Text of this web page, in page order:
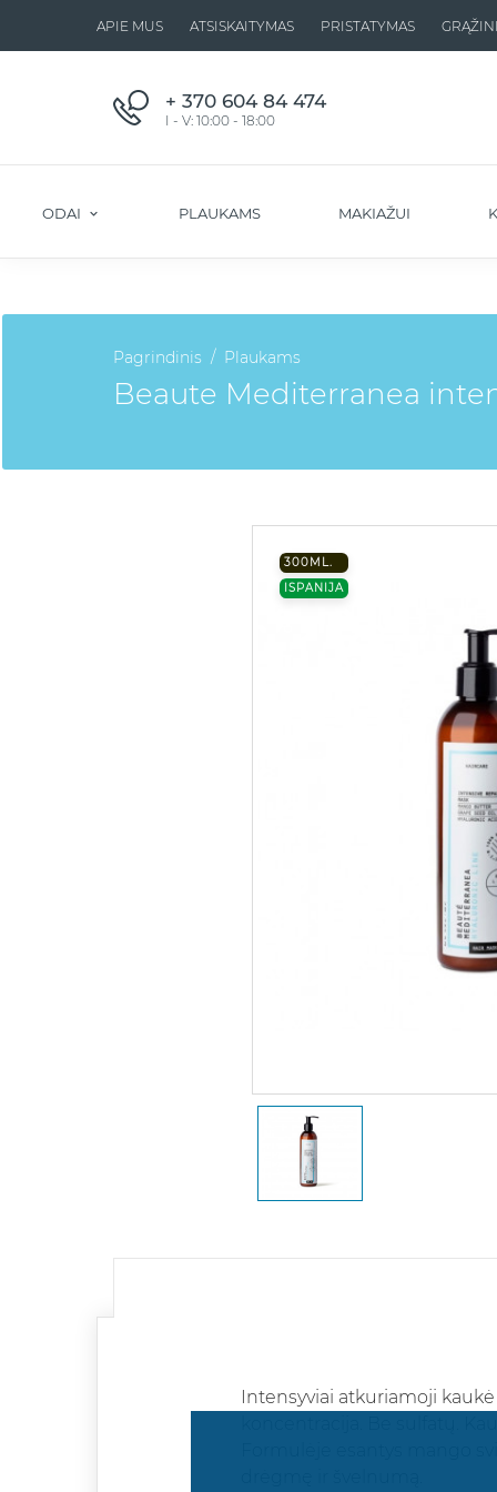
APIE MUS ATSISKAITYMAS PRISTATYMAS
+ 370 604 84 474
I - V: 10:00 - 18:00
ODAI PLAUKAMS MAKIAŽUI
Pagrindinis Plaukams
Beaute Mediterranea
300ML.
ISPANIJA
Intensyviai atkuriamoji